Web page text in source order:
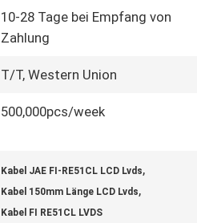
10-28 Tage bei Empfang von
Zahlung
T/T, Western Union
500,000pcs/week
Kabel JAE FI-RE51CL LCD Lvds,
Kabel 150mm Länge LCD Lvds,
Kabel FI RE51CL LVDS